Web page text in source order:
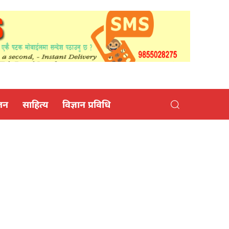
साहित्य विज्ञान प्रविधि